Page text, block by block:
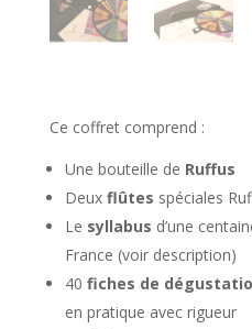
Ce coffret comprend :
Une bouteille de Ruffus
Deux flûtes spéciales
Le syllabus d’une
France (voir description)
40 fiches de
en pratique avec rigueur